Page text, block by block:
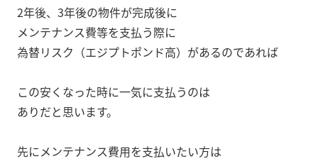
2年後、3年後の物件が完成後に
メンテナンス費等を支払う際に
為替リスク（エジプトポンド高）があるのであれば
この安くなった時に一気に支払うのは
ありだと思います。
先にメンテナンス費用を支払いたい方は